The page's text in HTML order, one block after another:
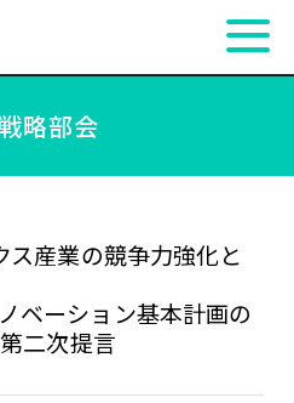
JEITA TOP
略部会
ス産業の競争力強化と
ベーション基本計画の
二次提言